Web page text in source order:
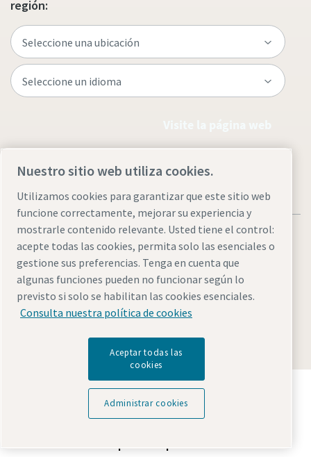
región:
Aviso legal y aviso de privacidadAdministrar cookies
Accesibilidad
Mapa del sitio
© 2026 Atlas Copco AB
Descubre cómo Atlas Copco Group impulsa la
tecnología que transforma el futuro.
Visita la web de Atlas Copco Group
Nuestro sitio web utiliza cookies.
Utilizamos cookies para garantizar que este sitio web
funcione correctamente, mejorar su experiencia y
mostrarle contenido relevante. Usted tiene el control:
acepte todas las cookies, permita solo las esenciales o
gestione sus preferencias. Tenga en cuenta que
algunas funciones pueden no funcionar según lo
previsto si solo se habilitan las cookies esenciales.
Consulta nuestra política de cookies
Aceptar todas las
cookies
Administrar cookies